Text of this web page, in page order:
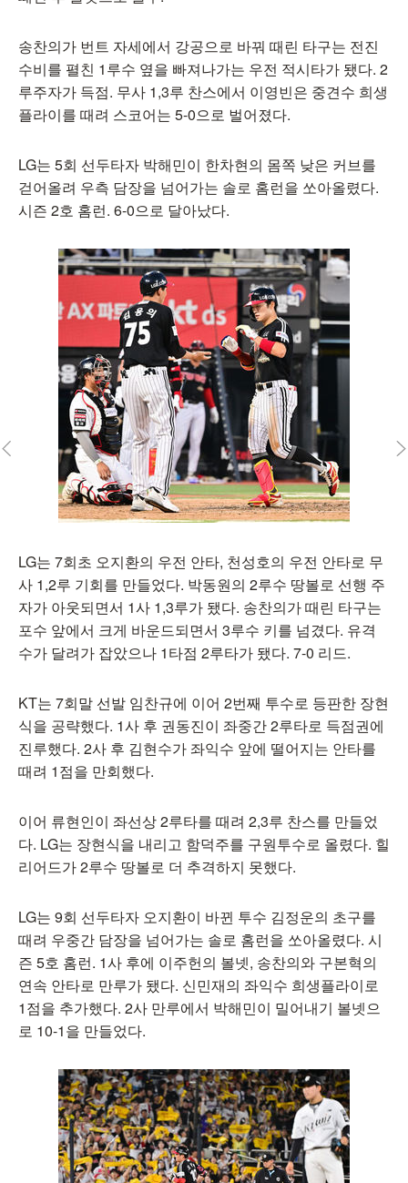
송찬의가 번트 자세에서 강공으로 바꿔 때린 타구는 전진
수비를 펼친 1루수 옆을 빠져나가는 우전 적시타가 됐다. 2
루주자가 득점. 무사 1,3루 찬스에서 이영빈은 중견수 희생
플라이를 때려 스코어는 5-0으로 벌어졌다.
LG는 5회 선두타자 박해민이 한차현의 몸쪽 낮은 커브를
걷어올려 우측 담장을 넘어가는 솔로 홈런을 쏘아올렸다.
시즌 2호 홈런. 6-0으로 달아났다.
LG는 7회초 오지환의 우전 안타, 천성호의 우전 안타로 무
사 1,2루 기회를 만들었다. 박동원의 2루수 땅볼로 선행 주
자가 아웃되면서 1사 1,3루가 됐다. 송찬의가 때린 타구는
포수 앞에서 크게 바운드되면서 3루수 키를 넘겼다. 유격
수가 달려가 잡았으나 1타점 2루타가 됐다. 7-0 리드.
KT는 7회말 선발 임찬규에 이어 2번째 투수로 등판한 장현
식을 공략했다. 1사 후 권동진이 좌중간 2루타로 득점권에
진루했다. 2사 후 김현수가 좌익수 앞에 떨어지는 안타를
때려 1점을 만회했다.
이어 류현인이 좌선상 2루타를 때려 2,3루 찬스를 만들었
다. LG는 장현식을 내리고 함덕주를 구원투수로 올렸다. 힐
리어드가 2루수 땅볼로 더 추격하지 못했다.
LG는 9회 선두타자 오지환이 바뀐 투수 김정운의 초구를
때려 우중간 담장을 넘어가는 솔로 홈런을 쏘아올렸다. 시
즌 5호 홈런. 1사 후에 이주헌의 볼넷, 송찬의와 구본혁의
연속 안타로 만루가 됐다. 신민재의 좌익수 희생플라이로
1점을 추가했다. 2사 만루에서 박해민이 밀어내기 볼넷으
로 10-1을 만들었다.